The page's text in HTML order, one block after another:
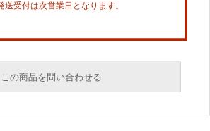
送受付は次営業日となります。
この商品を問い合わせる